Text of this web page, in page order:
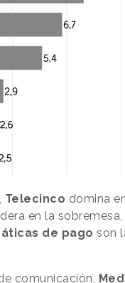
Telecinco domina
en la sobremesa,
de pago son
comunicación,